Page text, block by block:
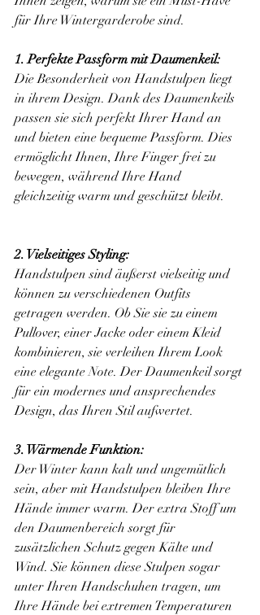
für Ihre Wintergarderobe sind.
1. Perfekte Passform mit Daumenkeil:
Die Besonderheit von Handstulpen liegt
in ihrem Design. Dank des Daumenkeils
passen sie sich perfekt Ihrer Hand an
und bieten eine bequeme Passform. Dies
ermöglicht Ihnen, Ihre Finger frei zu
bewegen, während Ihre Hand
gleichzeitig warm und geschützt bleibt.
2. Vielseitiges Styling:
Handstulpen sind äußerst vielseitig und
können zu verschiedenen Outfits
getragen werden. Ob Sie sie zu einem
Pullover, einer Jacke oder einem Kleid
kombinieren, sie verleihen Ihrem Look
eine elegante Note. Der Daumenkeil sorgt
für ein modernes und ansprechendes
Design, das Ihren Stil aufwertet.
3. Wärmende Funktion:
Der Winter kann kalt und ungemütlich
sein, aber mit Handstulpen bleiben Ihre
Hände immer warm. Der extra Stoff um
den Daumenbereich sorgt für
zusätzlichen Schutz gegen Kälte und
Wind. Sie können diese Stulpen sogar
unter Ihren Handschuhen tragen, um
Ihre Hände bei extremen Temperaturen